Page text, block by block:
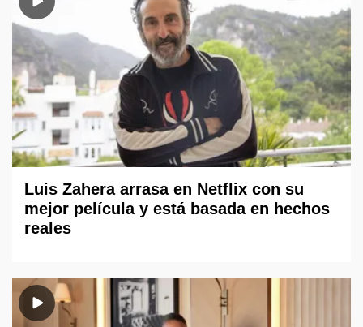
Luis Zahera arrasa en Netflix con su
mejor película y está basada en hechos
reales